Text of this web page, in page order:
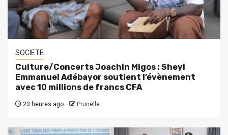
SOCIETE
Culture/Concerts Joachin Migos : Sheyi
Emmanuel Adébayor soutient l’évènement
avec 10 millions de francs CFA
23 heures ago Prunelle